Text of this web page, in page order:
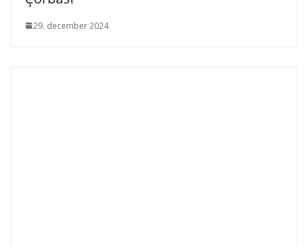
29. december 2024